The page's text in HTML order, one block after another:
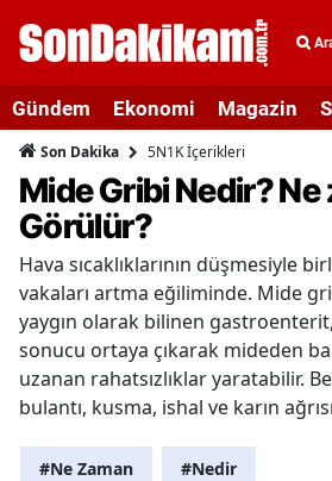
Gündem Ekonomi Magazin
Son Dakika 5N1K İçerikleri
Mide Gribi Nedir? Ne
Görülür?
Hava sıcaklıklarının düşmesiyle
vakaları artma eğiliminde. Mide
yaygın olarak bilinen
sonucu ortaya çıkarak mideden
uzanan rahatsızlıklar yaratabilir.
bulantı, kusma, ishal ve karın
#Ne Zaman #Nedir